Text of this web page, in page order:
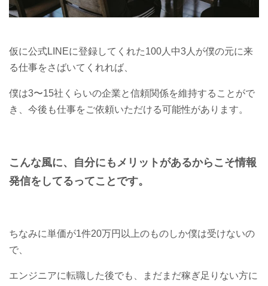
仮に公式LINEに登録してくれた100人中3人が僕の元に来
る仕事をさばいてくれれば、
僕は3〜15社くらいの企業と信頼関係を維持することがで
き、今後も仕事をご依頼いただける可能性があります。
こんな風に、自分にもメリットがあるからこそ情報
発信をしてるってことです。
ちなみに単価が1件20万円以上のものしか僕は受けないの
で、
エンジニアに転職した後でも、まだまだ稼ぎ足りない方に